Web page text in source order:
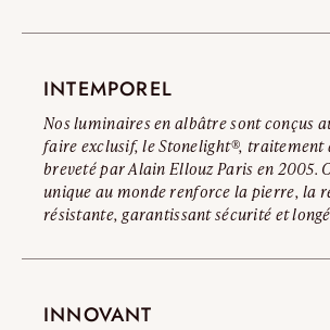
INTEMPOREL
Nos luminaires en albâtre sont conçus
faire exclusif, le Stonelight®, traitement
breveté par Alain Ellouz Paris en 2005.
unique au monde renforce la pierre, la
résistante, garantissant sécurité et
INNOVANT